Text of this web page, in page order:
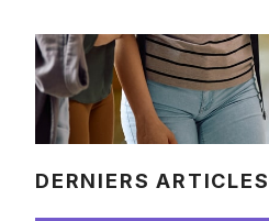
DERNIERS ARTICLES